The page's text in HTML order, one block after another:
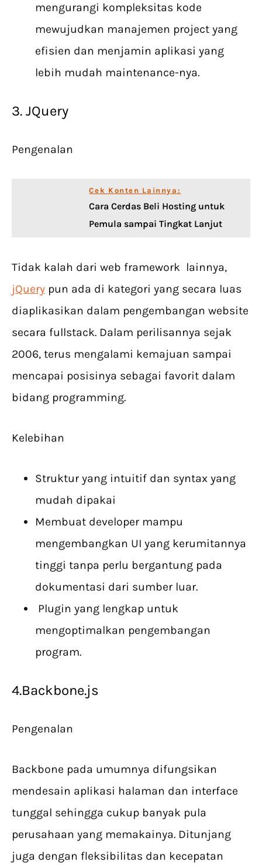
mengurangi kompleksitas kode
mewujudkan manajemen project yang
efisien dan menjamin aplikasi yang
lebih mudah maintenance-nya.
3. JQuery
Pengenalan
Cek Konten Lainnya:
Cara Cerdas Beli Hosting untuk
Pemula sampai Tingkat Lanjut
Tidak kalah dari web framework lainnya,
jQuery pun ada di kategori yang secara luas
diaplikasikan dalam pengembangan website
secara fullstack. Dalam perilisannya sejak
2006, terus mengalami kemajuan sampai
mencapai posisinya sebagai favorit dalam
bidang programming.
Kelebihan
Struktur yang intuitif dan syntax yang
mudah dipakai
Membuat developer mampu
mengembangkan UI yang kerumitannya
tinggi tanpa perlu bergantung pada
dokumentasi dari sumber luar.
Plugin yang lengkap untuk
mengoptimalkan pengembangan
program.
4.Backbone.js
Pengenalan
Backbone pada umumnya difungsikan
mendesain aplikasi halaman dan interface
tunggal sehingga cukup banyak pula
perusahaan yang memakainya. Ditunjang
juga dengan fleksibilitas dan kecepatan